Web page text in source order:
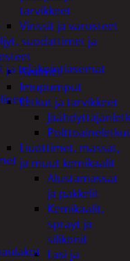
tarvikkeet
Vinssit ja varusteet
suodattimet ja
Avaimet
Imupumput
Letkut ja tarvikkeet
Polttoaineletkut
Liuottimet, massat,
ja muut kemikaalit
Alustamassat
ja pakkelit
Kemikaalit,
sprayt ja
silikonit
Lasi ja
ja telakointiasemat